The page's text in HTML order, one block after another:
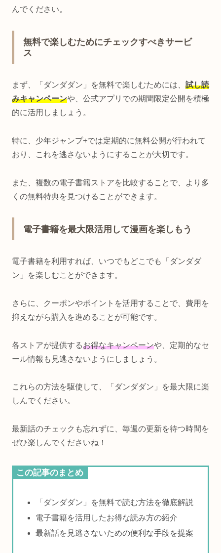
んでください。
無料で楽しむためにチェックすべきサービ
ス
まず、「ダンダダン」を無料で楽しむためには、 試し読
みキャンペーンや、公式アプリでの期間限定公開を積極
的に活用しましょう。
特に、少年ジャンプ+では定期的に無料公開が行われて
おり、これを逃さないようにすることが大切です。
また、複数の電子書籍ストアを比較することで、より多
くの無料特典を見つけることができます。
電子書籍を最大限活用して漫画を楽しもう
電子書籍を利用すれば、いつでもどこでも「ダンダダ
ン」を楽しむことができます。
さらに、クーポンやポイントを活用することで、費用を
抑えながら購入を進めることが可能です。
各ストアが提供するお得なキャンペーンや、定期的なセ
ール情報も見逃さないようにしましょう。
これらの方法を駆使して、「ダンダダン」を最大限に楽
しんでください。
最新話のチェックも忘れずに、毎週の更新を待つ時間を
ぜひ楽しんでくださいね！
この記事のまとめ
「ダンダダン」を無料で読む方法を徹底解説
電子書籍を活用したお得な読み方の紹介
最新話を見逃さないための便利な手段を提案